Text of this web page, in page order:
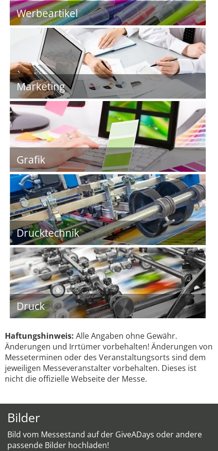
Werbeartikel
Marketing
Grafik
Drucktechnik
Druck
Haftungshinweis: Alle Angaben ohne Gewähr.
Änderungen und Irrtümer vorbehalten! Änderungen von
Messeterminen oder des Veranstaltungsorts sind dem
jeweiligen Messeveranstalter vorbehalten. Dieses ist
nicht die offizielle Webseite der Messe.
Bilder
Bild vom Messestand auf der GiveADays oder andere
passende Bilder hochladen!